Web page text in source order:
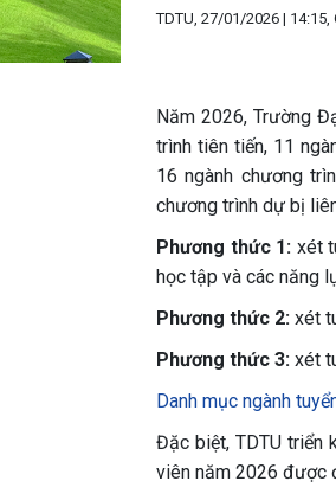
TDTU, 27/01/2026 | 14:15,
Năm 2026, Trường
trình tiên tiến, 11
16 ngành chương
chương trình dự bị
Phương thức 1: xét
học tập và các năng
Phương thức 2: xét
Phương thức 3: xét
Danh mục ngành
Đặc biệt, TDTU triển
viên năm 2026 được